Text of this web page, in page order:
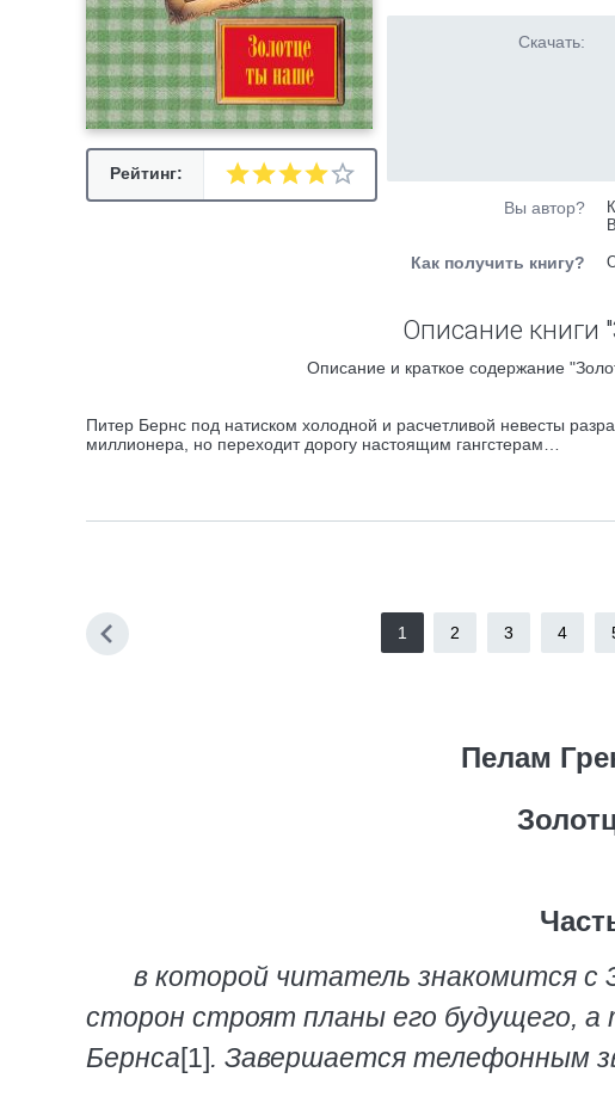
Рейтинг:
Скачать:
Вы автор?
Как получить книгу?
Описание книги
Описание и краткое содержание
Питер Бернс под натиском холодной и расчетливой невесты
миллионера, но переходит дорогу настоящим гангстерам…
1 2 3 4
Пелам
в которой читатель знакомится с
сторон строят планы его будущего,
Бернса[1]. Завершается телефонным